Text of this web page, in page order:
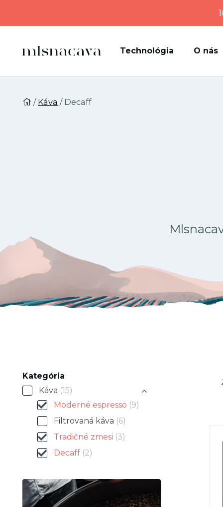
Technológia O nás
/ Káva / Decaff
Kategória
Káva (15)
Moderné espresso (9)
Filtrovaná káva (6)
Tradičné zmesi (3)
Decaff (2)